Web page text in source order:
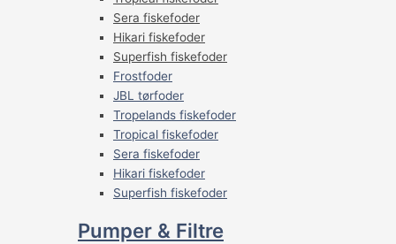
Sera fiskefoder
Hikari fiskefoder
Superfish fiskefoder
Frostfoder
JBL tørfoder
Tropelands fiskefoder
Tropical fiskefoder
Sera fiskefoder
Hikari fiskefoder
Superfish fiskefoder
Pumper & Filtre